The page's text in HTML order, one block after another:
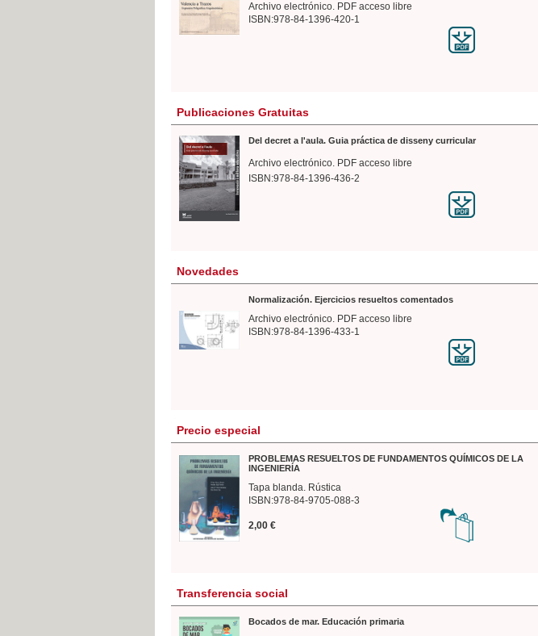
Archivo electrónico. PDF acceso libre
ISBN:978-84-1396-420-1
Publicaciones Gratuitas
Del decret a l'aula. Guia práctica de disseny curricular
Archivo electrónico. PDF acceso libre
ISBN:978-84-1396-436-2
Novedades
Normalización. Ejercicios resueltos comentados
Archivo electrónico. PDF acceso libre
ISBN:978-84-1396-433-1
Precio especial
PROBLEMAS RESUELTOS DE FUNDAMENTOS QUÍMICOS DE LA
INGENIERÍA
Tapa blanda. Rústica
ISBN:978-84-9705-088-3
2,00 €
Transferencia social
Bocados de mar. Educación primaria